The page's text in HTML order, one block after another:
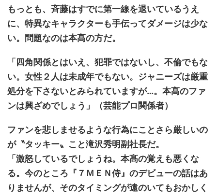
もっとも、斉藤はすでに第一線を退いているうえ
に、特異なキャラクターも手伝ってダメージは少な
い。問題なのは本髙の方だ。
「四角関係とはいえ、犯罪ではないし、不倫でもな
い。女性２人は未成年でもない。ジャニーズは厳重
処分を下さないとみられていますが…。本髙のファ
ンは興ざめでしょう」（芸能プロ関係者）
ファンを悲しませるような行為にことさら厳しいの
が〝タッキー〟こと滝沢秀明副社長だ。
「激怒しているでしょうね。本髙の覚えも悪くな
る。今のところ『７ＭＥＮ侍』のデビューの話はあ
りませんが、そのタイミングが遠のいてもおかしく